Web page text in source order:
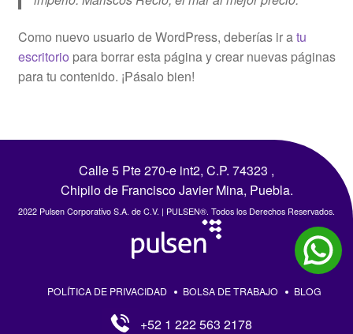
Como nuevo usuario de WordPress, deberías ir atu
escritorio para borrar esta página y crear nuevas páginas
para tu contenido. ¡Pásalo bien!
Calle 5 Pte 270-e int2, C.P. 74323 ,
Chipilo de Francisco Javier Mina, Puebla.
2022 Pulsen Corporativo S.A. de C.V. | PULSEN®. Todos los Derechos Reservados.
POLÍTICA DE PRIVACIDAD BOLSA DE TRABAJO BLOG
+52 1 222 563 2178